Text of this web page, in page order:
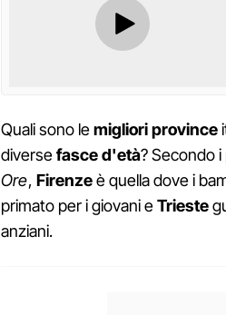
Quali sono lemigliori province
diversefasced'età? Secondo
Ore, Firenzeè quella dove i
primato per i giovani eTrieste
anziani.